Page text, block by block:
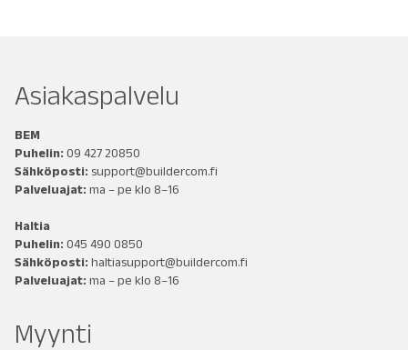
Asiakaspalvelu
BEM
Puhelin: 09 427 20850
Sähköposti: support@buildercom.fi
Palveluajat: ma – pe klo 8–16
Haltia
Puhelin: 045 490 0850
Sähköposti: haltiasupport@buildercom.fi
Palveluajat: ma – pe klo 8–16
Myynti